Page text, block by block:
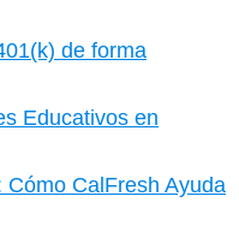
de forma
Educativos en
CalFresh Ayuda